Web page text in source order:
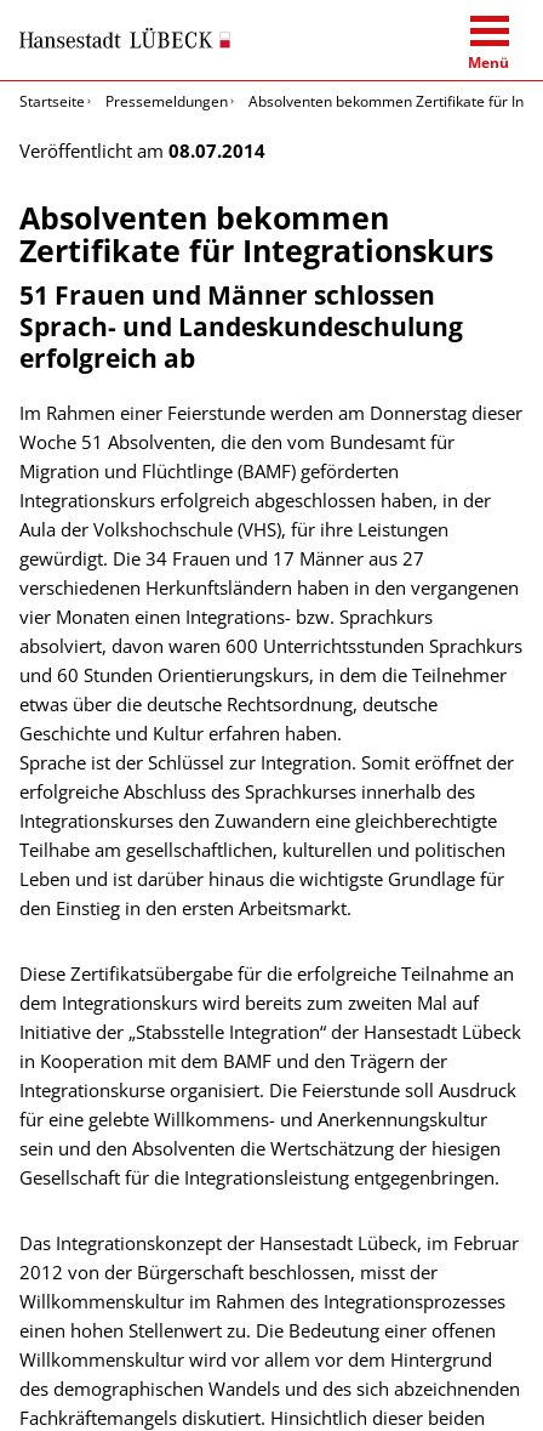
Menü
Startseite
Pressemeldungen Absolventen bekommen Zertifikate für
Veröffentlicht am 08.07.2014
Absolventen bekommen
Zertifikate für Integrationskurs
51 Frauen und Männer schlossen
Sprach- und Landeskundeschulung
erfolgreich ab
Im Rahmen einer Feierstunde werden am Donnerstag dieser
Woche 51 Absolventen, die den vom Bundesamt für
Migration und Flüchtlinge (BAMF) geförderten
Integrationskurs erfolgreich abgeschlossen haben, in der
Aula der Volkshochschule (VHS), für ihre Leistungen
gewürdigt. Die 34 Frauen und 17 Männer aus 27
verschiedenen Herkunftsländern haben in den vergangenen
vier Monaten einen Integrations- bzw. Sprachkurs
absolviert, davon waren 600 Unterrichtsstunden Sprachkurs
und 60 Stunden Orientierungskurs, in dem die Teilnehmer
etwas über die deutsche Rechtsordnung, deutsche
Geschichte und Kultur erfahren haben.
Sprache ist der Schlüssel zur Integration. Somit eröffnet der
erfolgreiche Abschluss des Sprachkurses innerhalb des
Integrationskurses den Zuwandern eine gleichberechtigte
Teilhabe am gesellschaftlichen, kulturellen und politischen
Leben und ist darüber hinaus die wichtigste Grundlage für
den Einstieg in den ersten Arbeitsmarkt.
Diese Zertifikatsübergabe für die erfolgreiche Teilnahme an
dem Integrationskurs wird bereits zum zweiten Mal auf
Initiative der „Stabsstelle Integration“ der Hansestadt Lübeck
in Kooperation mit dem BAMF und den Trägern der
Integrationskurse organisiert. Die Feierstunde soll Ausdruck
für eine gelebte Willkommens- und Anerkennungskultur
sein und den Absolventen die Wertschätzung der hiesigen
Gesellschaft für die Integrationsleistung entgegenbringen.
Das Integrationskonzept der Hansestadt Lübeck, im Februar
2012 von der Bürgerschaft beschlossen, misst der
Willkommenskultur im Rahmen des Integrationsprozesses
einen hohen Stellenwert zu. Die Bedeutung einer offenen
Willkommenskultur wird vor allem vor dem Hintergrund
des demographischen Wandels und des sich abzeichnenden
Fachkräftemangels diskutiert. Hinsichtlich dieser beiden